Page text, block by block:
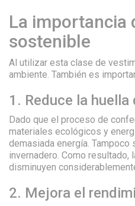
La importancia
sostenible
Al utilizar esta clase de
ambiente. También es
1. Reduce la huella
Dado que el proceso de
materiales ecológicos y
demasiada energía.
invernadero. Como resultado,
disminuyen
2. Mejora el